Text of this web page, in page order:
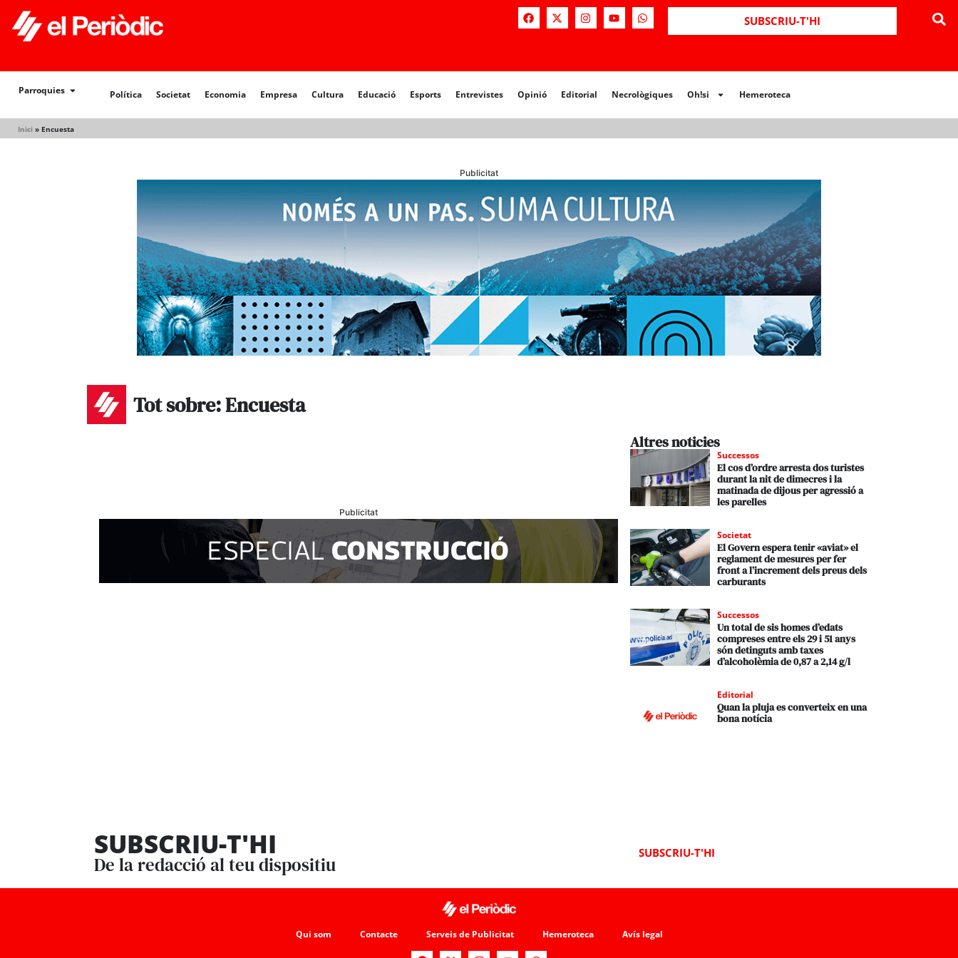
SUBSCRIU-T'HI
Parroquies Política Societat Economia Empresa Cultura Educació Esports Entrevistes Opinió Editorial Necrològiques Oh!si Hemeroteca
Inici » Encuesta
Política Societat Opinió Editorial Necrològiques Hemeroteca
Publicitat
Tot sobre: Encuesta
Publicitat
Altres noticies
Successos
El cos d’ordre arresta dos turistes
durant la nit de dimecres i la
matinada de dijous per agressió a
les parelles
Societat
El Govern espera tenir «aviat» el
reglament de mesures per fer
front a l’increment dels preus dels
carburants
Successos
Un total de sis homes d’edats
compreses entre els 29 i 51 anys
són detinguts amb taxes
d’alcoholèmia de 0,87 a 2,14 g/l
Editorial
Quan la pluja es converteix en una
bona notícia
SUBSCRIU-T'HI
De la redacció al teu dispositiu
SUBSCRIU-T'HI
Qui som Contacte Serveis de Publicitat Hemeroteca Avís legal